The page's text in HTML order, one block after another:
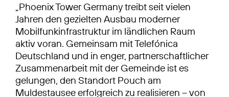
„Phoenix Tower Germany treibt seit vielen
Jahren den gezielten Ausbau moderner
Mobilfunkinfrastruktur im ländlichen Raum
aktiv voran. Gemeinsam mit Telefónica
Deutschland und in enger, partnerschaftlicher
Zusammenarbeit mit der Gemeinde ist es
gelungen, den Standort Pouch am
Muldestausee erfolgreich zu realisieren – von